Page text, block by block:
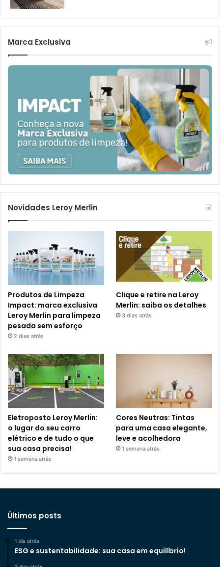
Marca Exclusiva
Novidades Leroy Merlin
Produtos de Limpeza
Impact: marca exclusiva
Leroy Merlin para limpeza
pesada sem esforço
2 dias atrás
Clique e retire na Leroy
Merlin: saiba os detalhes
3 dias atrás
Eletroposto Leroy Merlin:
o lugar do seu carro
elétrico e de tudo o que
sua casa precisa!
1 semana atrás
Cores Neutras: Tintas
para uma casa elegante,
leve e acolhedora
1 semana atrás
Últimos posts
1 dia atrás
ESG e sustentabilidade: sua casa em equilíbrio!